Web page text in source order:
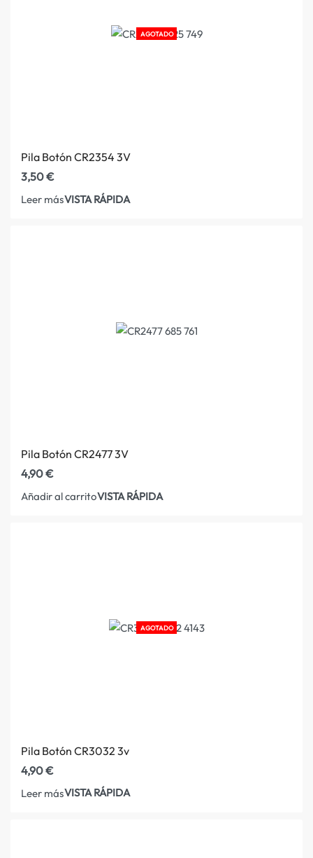
AGOTADO
Pila Botón CR2354 3V
3,50€
Leer másVISTA RÁPIDA
Pila Botón CR2477 3V
4,90€
Añadir al carritoVISTA RÁPIDA
AGOTADO
Pila Botón CR3032 3v
4,90€
Leer másVISTA RÁPIDA